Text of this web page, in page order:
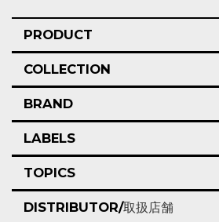
PRODUCT
COLLECTION
BRAND
LABELS
TOPICS
DISTRIBUTOR/取扱店舗